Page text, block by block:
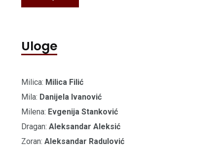
Uloge
Milica: Milica Filić
Mila: Danijela Ivanović
Milena: Evgenija Stanković
Dragan: Aleksandar Aleksić
Zoran: Aleksandar Radulović